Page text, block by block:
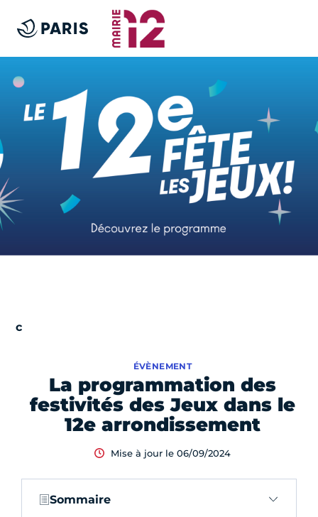
La programmation des
festivités des Jeux dans le
12e arrondissement
ÉVÈNEMENT
Mise à jour le 06/09/2024
Sommaire